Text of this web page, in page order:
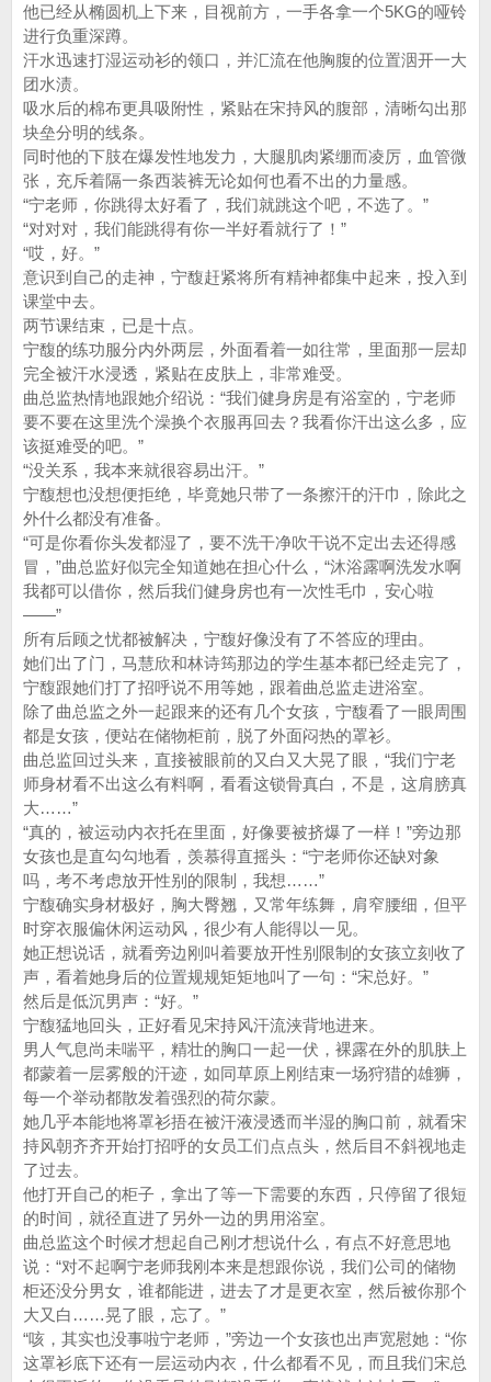
他已经从椭圆机上下来，目视前方，一手各拿一个5KG的哑铃
进行负重深蹲。
汗水迅速打湿运动衫的领口，并汇流在他胸腹的位置洇开一大
团水渍。
吸水后的棉布更具吸附性，紧贴在宋持风的腹部，清晰勾出那
块垒分明的线条。
同时他的下肢在爆发性地发力，大腿肌肉紧绷而凌厉，血管微
张，充斥着隔一条西装裤无论如何也看不出的力量感。
“宁老师，你跳得太好看了，我们就跳这个吧，不选了。”
“对对对，我们能跳得有你一半好看就行了！”
“哎，好。”
意识到自己的走神，宁馥赶紧将所有精神都集中起来，投入到
课堂中去。
两节课结束，已是十点。
宁馥的练功服分内外两层，外面看着一如往常，里面那一层却
完全被汗水浸透，紧贴在皮肤上，非常难受。
曲总监热情地跟她介绍说：“我们健身房是有浴室的，宁老师
要不要在这里洗个澡换个衣服再回去？我看你汗出这么多，应
该挺难受的吧。”
“没关系，我本来就很容易出汗。”
宁馥想也没想便拒绝，毕竟她只带了一条擦汗的汗巾，除此之
外什么都没有准备。
“可是你看你头发都湿了，要不洗干净吹干说不定出去还得感
冒，”曲总监好似完全知道她在担心什么，“沐浴露啊洗发水啊
我都可以借你，然后我们健身房也有一次性毛巾，安心啦
——”
所有后顾之忧都被解决，宁馥好像没有了不答应的理由。
她们出了门，马慧欣和林诗筠那边的学生基本都已经走完了，
宁馥跟她们打了招呼说不用等她，跟着曲总监走进浴室。
除了曲总监之外一起跟来的还有几个女孩，宁馥看了一眼周围
都是女孩，便站在储物柜前，脱了外面闷热的罩衫。
曲总监回过头来，直接被眼前的又白又大晃了眼，“我们宁老
师身材看不出这么有料啊，看看这锁骨真白，不是，这肩膀真
大……”
“真的，被运动内衣托在里面，好像要被挤爆了一样！”旁边那
女孩也是直勾勾地看，羡慕得直摇头：“宁老师你还缺对象
吗，考不考虑放开性别的限制，我想……”
宁馥确实身材极好，胸大臀翘，又常年练舞，肩窄腰细，但平
时穿衣服偏休闲运动风，很少有人能得以一见。
她正想说话，就看旁边刚叫着要放开性别限制的女孩立刻收了
声，看着她身后的位置规规矩矩地叫了一句：“宋总好。”
然后是低沉男声：“好。”
宁馥猛地回头，正好看见宋持风汗流浃背地进来。
男人气息尚未喘平，精壮的胸口一起一伏，裸露在外的肌肤上
都蒙着一层雾般的汗迹，如同草原上刚结束一场狩猎的雄狮，
每一个举动都散发着强烈的荷尔蒙。
她几乎本能地将罩衫捂在被汗液浸透而半湿的胸口前，就看宋
持风朝齐齐开始打招呼的女员工们点点头，然后目不斜视地走
了过去。
他打开自己的柜子，拿出了等一下需要的东西，只停留了很短
的时间，就径直进了另外一边的男用浴室。
曲总监这个时候才想起自己刚才想说什么，有点不好意思地
说：“对不起啊宁老师我刚本来是想跟你说，我们公司的储物
柜还没分男女，谁都能进，进去了才是更衣室，然后被你那个
大又白……晃了眼，忘了。”
“咳，其实也没事啦宁老师，”旁边一个女孩也出声宽慰她：“你
这罩衫底下还有一层运动内衣，什么都看不见，而且我们宋总